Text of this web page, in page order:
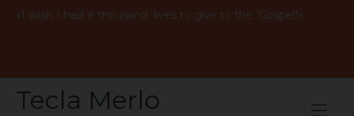
«IVorrei
wish
avereI had
millea
vitethousand
per lives to give to the Gospel
Vangelo
!»
Tecla Merlo